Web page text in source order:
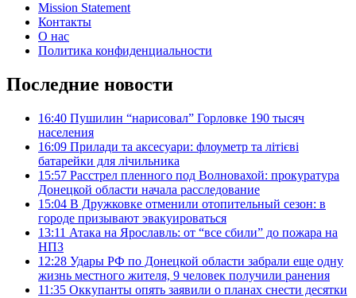
Mission Statement
Контакты
О нас
Политика конфиденциальности
Последние новости
16:40 Пушилин “нарисовал” Горловке 190 тысяч
населения
16:09 Прилади та аксесуари: флоуметр та літієві
батарейки для лічильника
15:57 Расстрел пленного под Волновахой: прокуратура
Донецкой области начала расследование
15:04 В Дружковке отменили отопительный сезон: в
городе призывают эвакуироваться
13:11 Атака на Ярославль: от “все сбили” до пожара на
НПЗ
12:28 Удары РФ по Донецкой области забрали еще одну
жизнь местного жителя, 9 человек получили ранения
11:35 Оккупанты опять заявили о планах снести десятки